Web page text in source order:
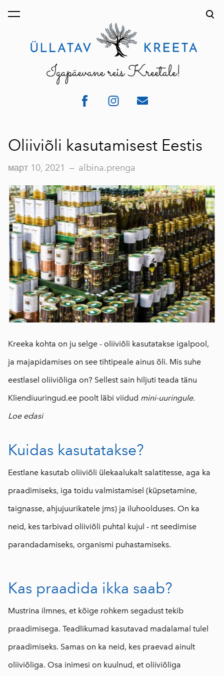
был добавлен в
Oliiviõli kasutamisest Eestis
март 10, 2021 — albina.prenga
Kreeka kohta on ju selge - oliiviõli kasutatakse igalpool,
ja majapidamises on see tihtipeale ainus õli. Mis suhe
eestlasel oliiviõliga on? Sellest sain hiljuti teada tänu
Kliendiuuringud.ee poolt läbi viidud mini-uuringule.
Loe edasi
Kuidas kasutatakse?
Eestlane kasutab oliiviõli ülekaalukalt salatitesse, aga ka
praadimiseks, iga toidu valmistamisel (küpsetamine,
taignasse, ahjujuurikatele jms) ja iluhoolduses. On ka
neid, kes tarbivad oliiviõli puhtal kujul - nt seedimise
parandadamiseks, organismi puhastamiseks.
Kas praadida ikka saab?
Mustrina ilmnes, et kõige rohkem segadust tekib
praadimisega. Teadlikumad kasutavad madalamal tulel
praadimiseks. Samas on ka neid, kes praevad ainult
oliiviõliga. Osa inimesi on kuulnud, et oliiviõliga